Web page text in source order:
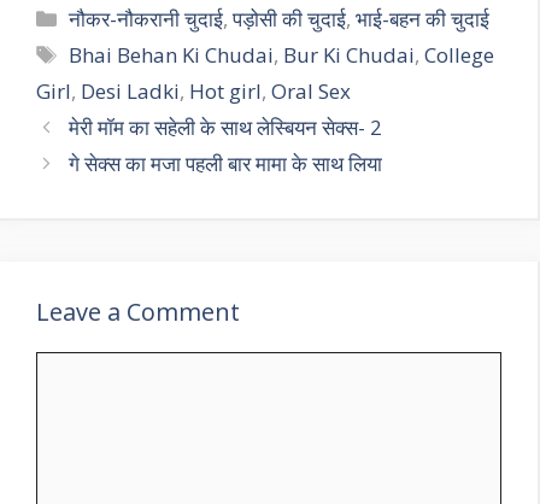
Categories
नौकर-नौकरानी चुदाई,पड़ोसी की चुदाई,भाई-बहन की चुदाई
Tags
Bhai Behan Ki Chudai, Bur Ki Chudai,College
Girl, Desi Ladki, Hot girl, Oral Sex
मेरी मॉम का सहेली के साथ लेस्बियन सेक्स- 2
गे सेक्स का मजा पहली बार मामा के साथ लिया
Leave a Comment